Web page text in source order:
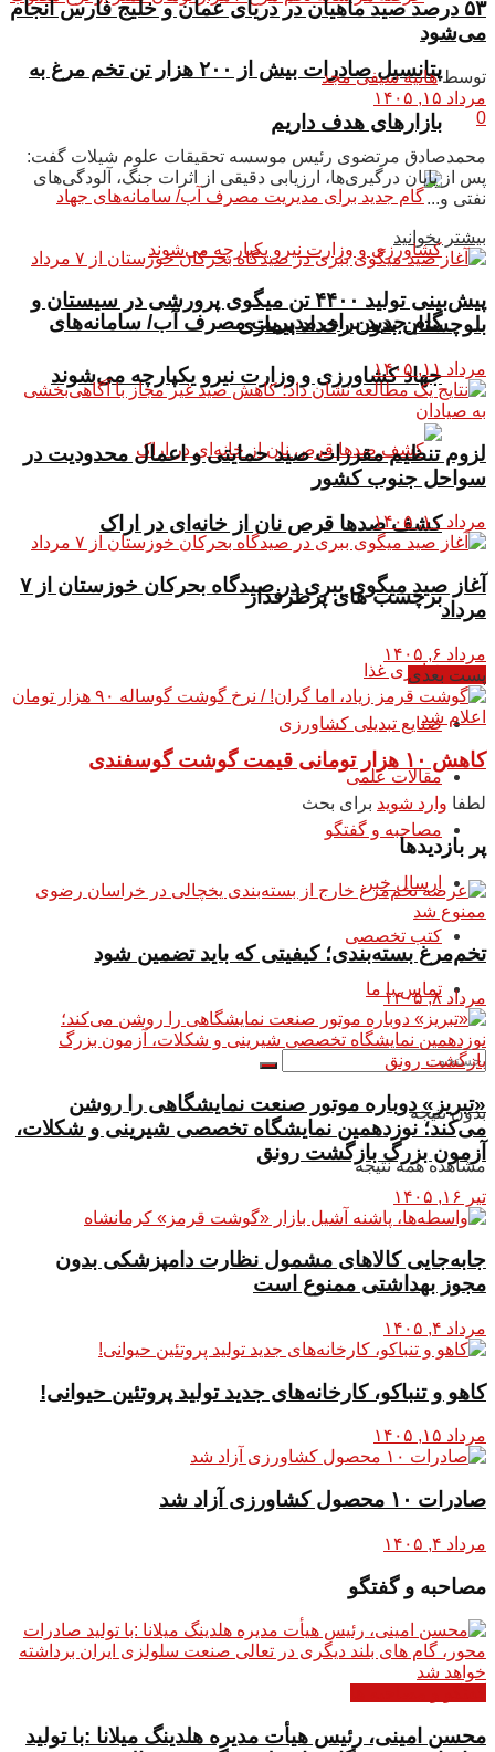
پتانسیل صادرات بیش از ۲۰۰ هزار تن تخم مرغ به
بازار‌های هدف داریم
گام جدید برای مدیریت مصرف آب/ سامانه‌های
جهاد کشاورزی و وزارت نیرو یکپارچه می‌شوند
کشف صدها قرص نان از خانه‌ای در اراک
برچسب های پرطرفدار
فناوری غذا
صنایع تبدیلی کشاورزی
مقالات علمی
مصاحبه و گفتگو
ارسال خبر
کتب تخصصی
تماس با ما
بدون نتیجه
مشاهده همه نتیجه
۵۳ درصد صید ماهیان در دریای عمان و خلیج فارس انجام
می‌شود
توسط هانیه سیفی مجد
مرداد ۱۵, ۱۴۰۵
0
محمدصادق مرتضوی رئیس موسسه تحقیقات علوم شیلات گفت:
پس از پایان درگیری‌ها، ارزیابی دقیقی از اثرات جنگ، آلودگی‌های
نفتی و...
بیشتر بخوانید
پیش‌بینی تولید ۴۴۰۰ تن میگوی پرورشی در سیستان و
بلوچستان بدون رخداد بیماری
مرداد ۱۱, ۱۴۰۵
لزوم تنظیم مقررات صید حمایتی و اعمال محدودیت‌ در
سواحل جنوب کشور
مرداد ۱۰, ۱۴۰۵
آغاز صید میگوی ببری در صیدگاه بحرکان خوزستان از ۷
مرداد
مرداد ۶, ۱۴۰۵
پست بعدی
کاهش ١٠ هزار تومانی قیمت گوشت گوسفندی
لطفا وارد شوید برای بحث
پر بازدیدها
تخم‌مرغ بسته‌بندی؛ کیفیتی که باید تضمین شود
مرداد ۸, ۱۴۰۵
«تبریز» دوباره موتور صنعت نمایشگاهی را روشن
می‌کند؛ نوزدهمین نمایشگاه تخصصی شیرینی و شکلات،
آزمون بزرگ بازگشت رونق
تیر ۱۶, ۱۴۰۵
جابه‌جایی کالاهای مشمول نظارت دامپزشکی بدون
مجوز بهداشتی ممنوع است
مرداد ۴, ۱۴۰۵
کاهو و تنباکو، کارخانه‌های جدید تولید پروتئین حیوانی!
مرداد ۱۵, ۱۴۰۵
صادرات ۱۰ محصول کشاورزی آزاد شد
مرداد ۴, ۱۴۰۵
مصاحبه و گفتگو
محسن امینی، رئیس هیأت مدیره هلدینگ میلانا :با تولید